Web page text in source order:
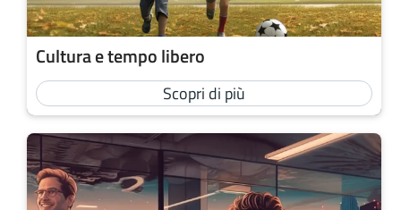
Cultura e tempo libero
Scopri di più